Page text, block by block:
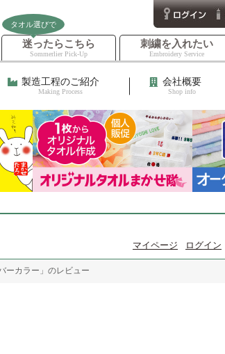
迷ったらこちら
Sommerlier Pick-Up
タオル選びで
刺繍を入れたい
Embroidery Service
製造工程のご紹介
Making Process
会社概要
Shop info
マイページ
ログイン
ーカラー」のレビュー